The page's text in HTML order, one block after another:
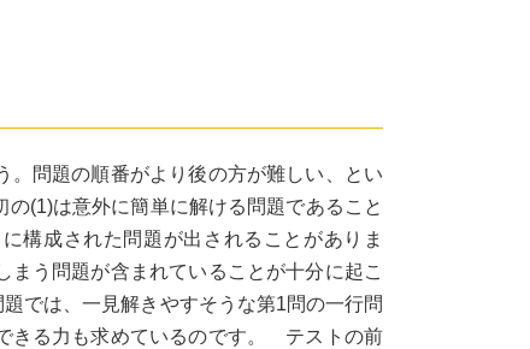
問題の順番がより後の方が難しい、とい
(1)は意外に簡単に解ける問題であること
構成された問題が出されることがありま
う問題が含まれていることが十分に起こ
では、一見解きやすそうな第1問の一行問
きる力も求めているのです。 テストの前